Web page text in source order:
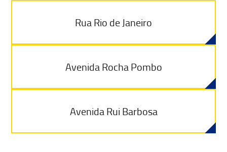
Rua Rio de Janeiro
Avenida Rocha Pombo
Avenida Rui Barbosa